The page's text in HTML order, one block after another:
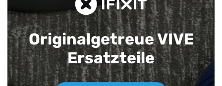
Originalgetreue VIVE
Ersatzteile